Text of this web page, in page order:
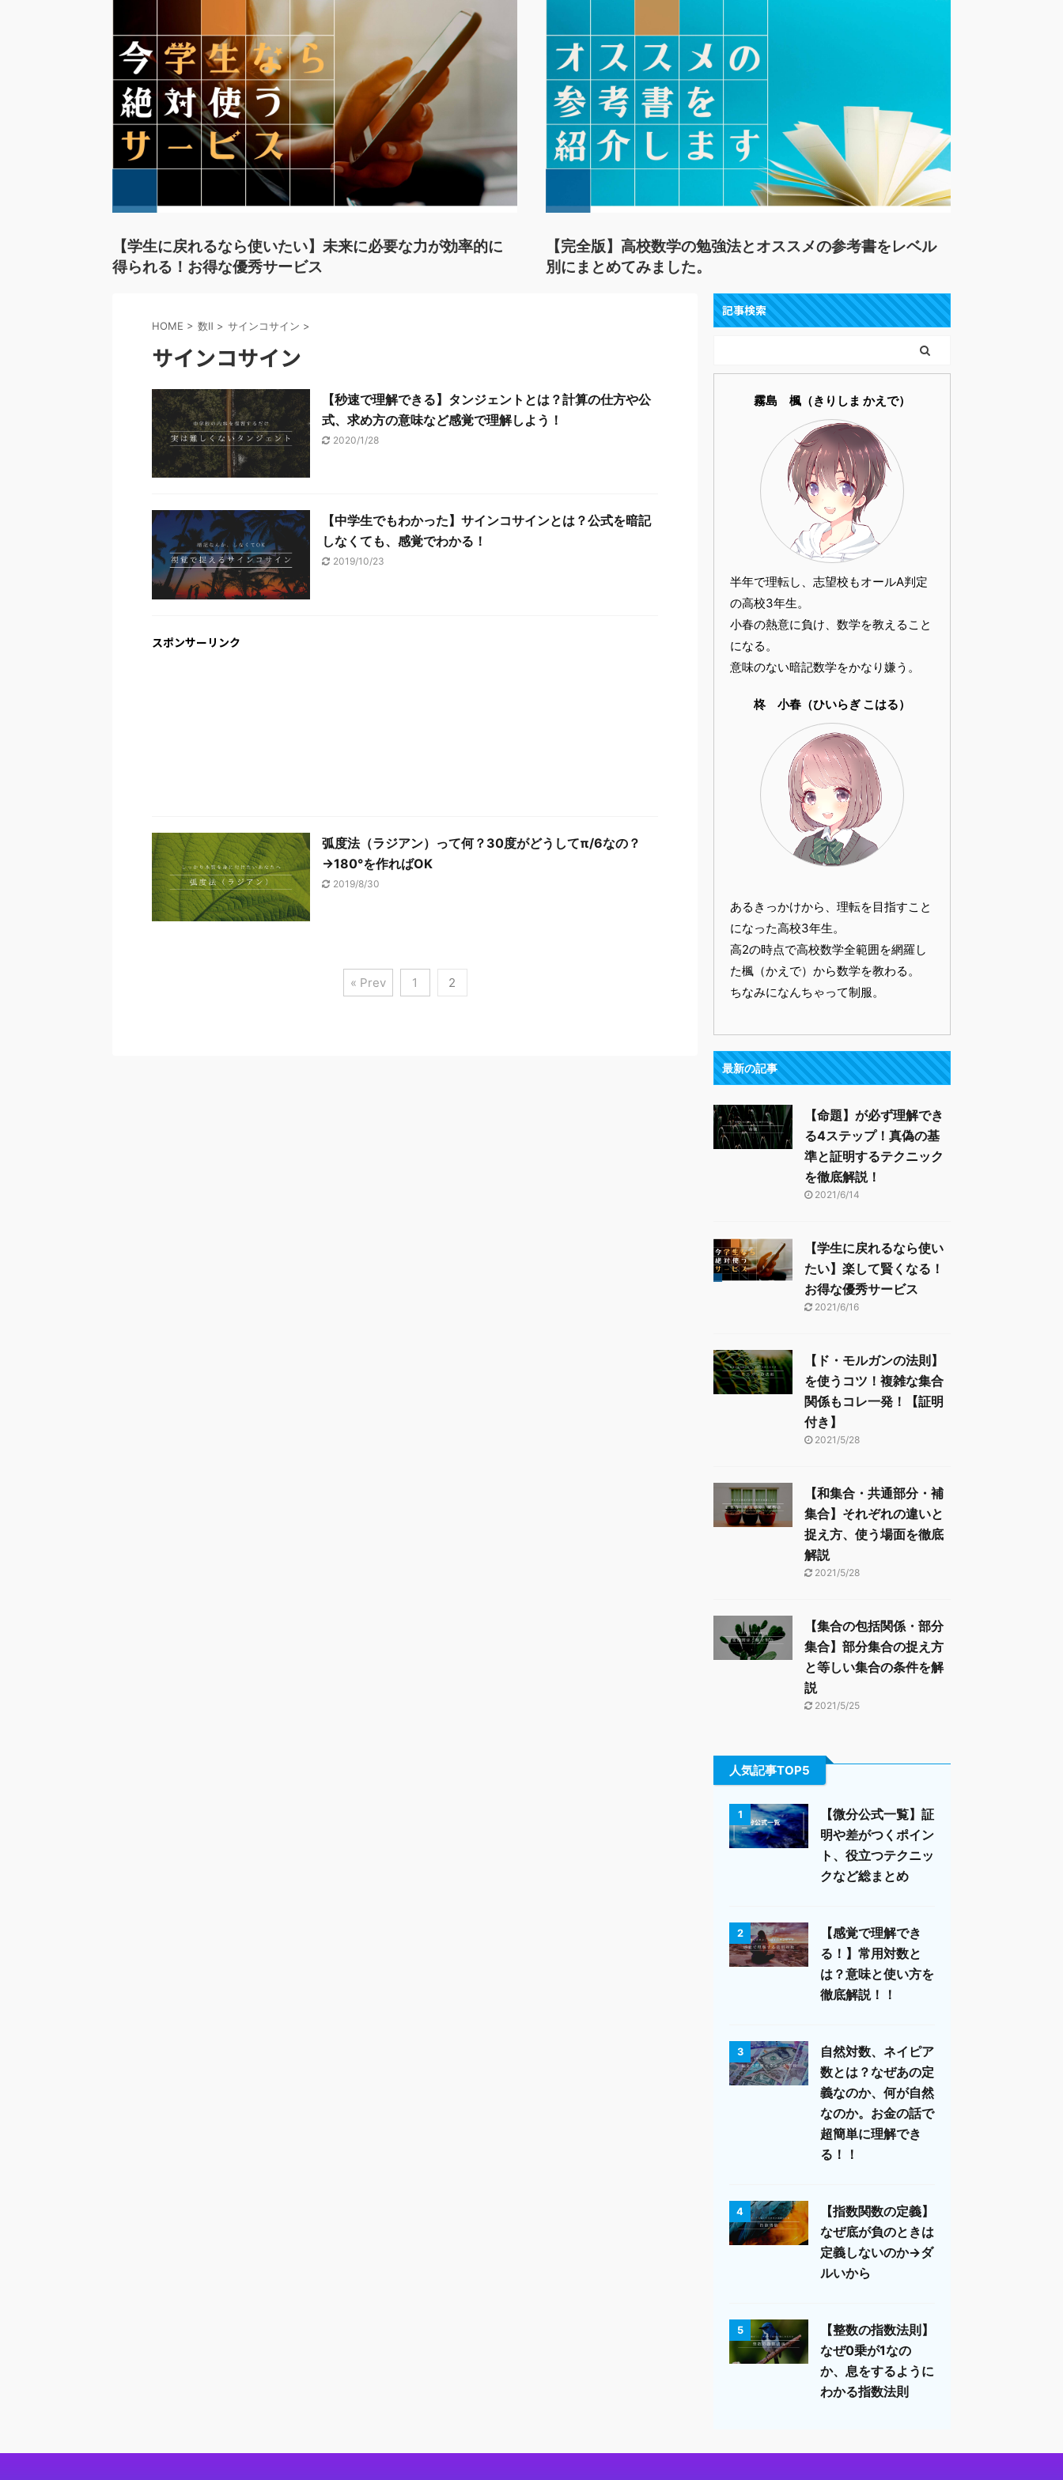
【学生に戻れるなら使いたい】未来に必要な力が効率的に
得られる！お得な優秀サービス
【完全版】高校数学の勉強法とオススメの参考書をレベル
別にまとめてみました。
HOME > 数Ⅱ > サインコサイン >
サインコサイン
【秒速で理解できる】タンジェントとは？計算の仕方や公
式、求め方の意味など感覚で理解しよう！
2020/1/28
【中学生でもわかった】サインコサインとは？公式を暗記
しなくても、感覚でわかる！
2019/10/23
スポンサーリンク
弧度法（ラジアン）って何？30度がどうしてπ/6なの？
→180°を作ればOK
2019/8/30
« Prev 1 2
記事検索
霧島 楓（きりしま かえで）
半年で理転し、志望校もオールA判定
の高校3年生。
小春の熱意に負け、数学を教えること
になる。
意味のない暗記数学をかなり嫌う。
柊 小春（ひいらぎ こはる）
あるきっかけから、理転を目指すこと
になった高校3年生。
高2の時点で高校数学全範囲を網羅し
た楓（かえで）から数学を教わる。
ちなみになんちゃって制服。
最新の記事
【命題】が必ず理解でき
る4ステップ！真偽の基
準と証明するテクニック
を徹底解説！
2021/6/14
【学生に戻れるなら使い
たい】楽して賢くなる！
お得な優秀サービス
2021/6/16
【ド・モルガンの法則】
を使うコツ！複雑な集合
関係もコレ一発！【証明
付き】
2021/5/28
【和集合・共通部分・補
集合】それぞれの違いと
捉え方、使う場面を徹底
解説
2021/5/28
【集合の包括関係・部分
集合】部分集合の捉え方
と等しい集合の条件を解
説
2021/5/25
人気記事TOP5
1
【微分公式一覧】証
明や差がつくポイン
ト、役立つテクニッ
クなど総まとめ
2
【感覚で理解でき
る！】常用対数と
は？意味と使い方を
徹底解説！！
3
自然対数、ネイピア
数とは？なぜあの定
義なのか、何が自然
なのか。お金の話で
超簡単に理解でき
る！！
4
【指数関数の定義】
なぜ底が負のときは
定義しないのか→ダ
ルいから
5
【整数の指数法則】
なぜ0乗が1なの
か、息をするように
わかる指数法則